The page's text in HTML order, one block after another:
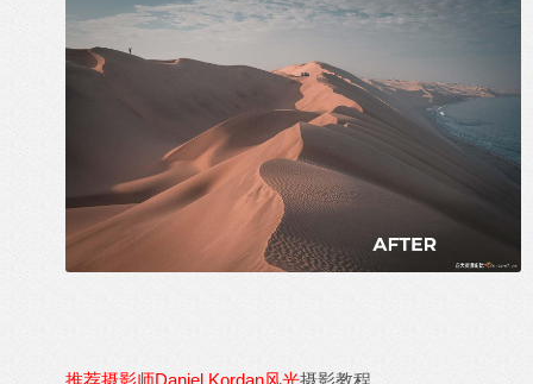
推荐摄影师Daniel Kordan风光摄影教程